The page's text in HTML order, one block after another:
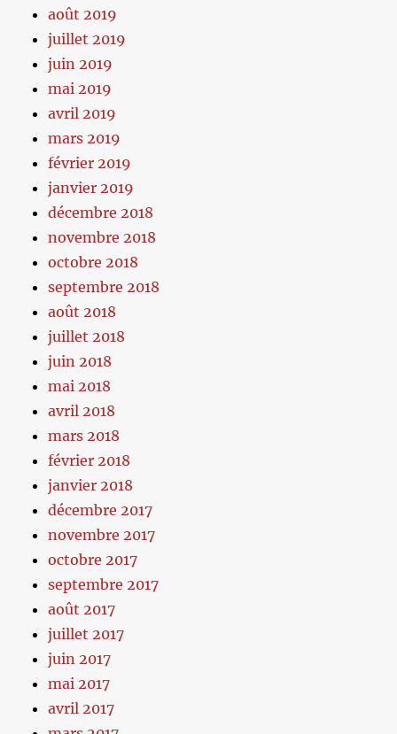
août 2019
juillet 2019
juin 2019
mai 2019
avril 2019
mars 2019
février 2019
janvier 2019
décembre 2018
novembre 2018
octobre 2018
septembre 2018
août 2018
juillet 2018
juin 2018
mai 2018
avril 2018
mars 2018
février 2018
janvier 2018
décembre 2017
novembre 2017
octobre 2017
septembre 2017
août 2017
juillet 2017
juin 2017
mai 2017
avril 2017